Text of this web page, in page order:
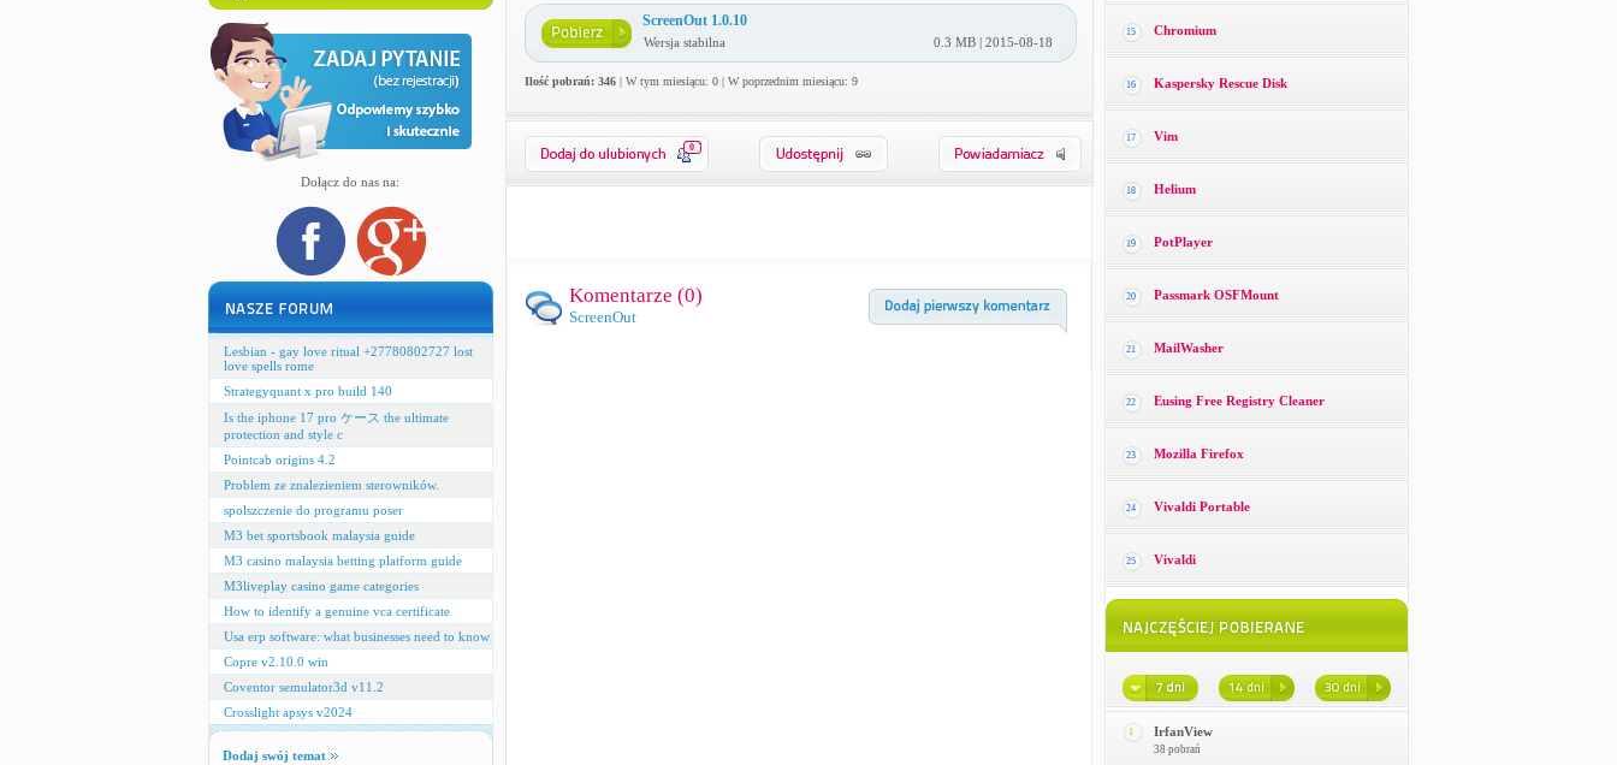
Dołącz do nas na:
Lesbian - gay love ritual +27780802727 lost
love spells rome
Strategyquant x pro build 140
Is the iphone 17 pro ケース the ultimate
protection and style c
Pointcab origins 4.2
Problem ze znalezieniem sterowników.
spolszczenie do programu poser
M3 bet sportsbook malaysia guide
M3 casino malaysia betting platform guide
M3liveplay casino game categories
How to identify a genuine vca certificate
Usa erp software: what businesses need to know
Copre v2.10.0 win
Coventor semulator3d v11.2
Crosslight apsys v2024
Dodaj swój temat
ScreenOut 1.0.10
Wersja stabilna 0.3 MB | 2015-08-18
Ilość pobrań: 346| W tym miesiącu: 0 | W poprzednim miesiącu: 9
0
Komentarze (0)
ScreenOut
15 Chromium
16 Kaspersky Rescue Disk
17 Vim
18 Helium
19 PotPlayer
20 Passmark OSFMount
21 MailWasher
22 Eusing Free Registry Cleaner
23 Mozilla Firefox
24 Vivaldi Portable
25 Vivaldi
1 IrfanView
38 pobrań